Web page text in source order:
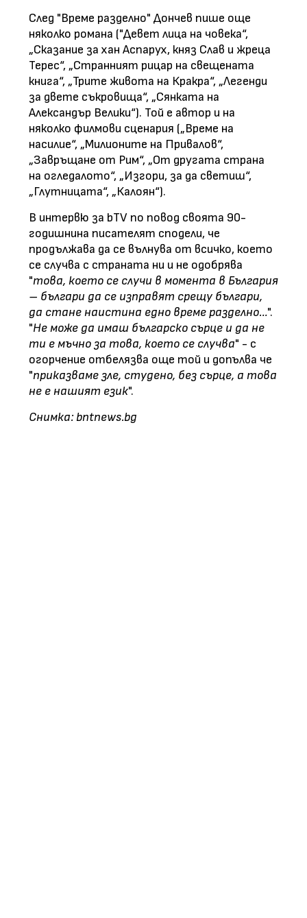
След "Време разделно" Дончев пише още
няколко романа ("Девет лица на човека“,
„Сказание за хан Аспарух, княз Слав и жреца
Терес“, „Странният рицар на свещената
книга“, „Трите живота на Кракра“, „Легенди
за двете съкровища“, „Сянката на
Александър Велики“). Той е автор и на
няколко филмови сценария („Време на
насилие“, „Милионите на Привалов“,
„Завръщане от Рим“, „От другата страна
на огледалото“, „Изгори, за да светиш“,
„Глутницата“, „Калоян“).
В интервю за bTV по повод своята 90-
годишнина писателят сподели, че
продължава да се вълнува от всичко, което
се случва с страната ни и не одобрява
"това, което се случи в момента в България
– българи да се изправят срещу българи,
да стане наистина едно време разделно…".
"Не може да имаш българско сърце и да не
ти е мъчно за това, което се случва" - с
огорчение отбелязва още той и допълва че
"приказваме зле, студено, без сърце, а това
не е нашият език".
Снимка: bntnews.bg